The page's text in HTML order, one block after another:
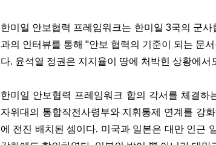
한미일 안보협력 프레임워크는 한미일 3국의 군사
과의 인터뷰를 통해 "안보 협력의 기준이 되는 문
다. 윤석열 정권은 지지율이 땅에 처박힌 상황에
한미일 안보협력 프레임워크 합의 각서를 체결하
자위대의 통합작전사령부와 지휘통제 연계를 강
에 전진 배치된 셈이다. 미국과 일본은 대만 인근